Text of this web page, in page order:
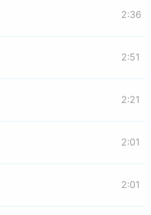
2:36
2:51
2:21
2:01
2:01